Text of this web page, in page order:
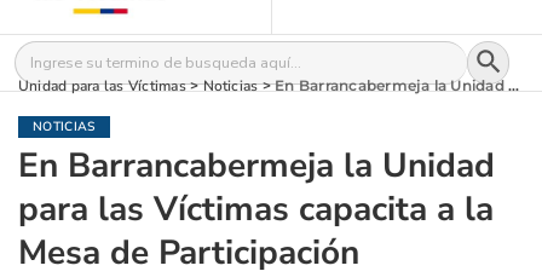
Buscar: Botón
Unidad para las Víctimas>Noticias>En Barrancabermeja la Unidad para las Víctimas capacita a la Mesa de Participación
NOTICIAS
En Barrancabermeja la Unidad
para las Víctimas capacita a la
Mesa de Participación